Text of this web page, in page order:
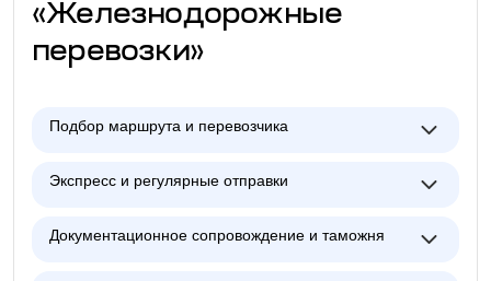
«Железнодорожные
перевозки»
Подбор маршрута и перевозчика
Экспресс и регулярные отправки
Документационное сопровождение и таможня